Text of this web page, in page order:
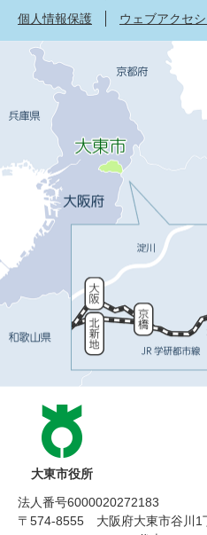
個人情報保護
ウェブアクセ
大東市役所
法人番号6000020272183
〒574-8555 大阪府大東市谷川1